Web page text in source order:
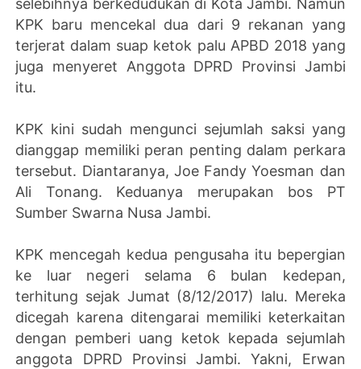
selebihnya berkedudukan di Kota Jambi. Namun
KPK baru mencekal dua dari 9 rekanan yang
terjerat dalam suap ketok palu APBD 2018 yang
juga menyeret Anggota DPRD Provinsi Jambi
itu.
KPK kini sudah mengunci sejumlah saksi yang
dianggap memiliki peran penting dalam perkara
tersebut. Diantaranya, Joe Fandy Yoesman dan
Ali Tonang. Keduanya merupakan bos PT
Sumber Swarna Nusa Jambi.
KPK mencegah kedua pengusaha itu bepergian
ke luar negeri selama 6 bulan kedepan,
terhitung sejak Jumat (8/12/2017) lalu. Mereka
dicegah karena ditengarai memiliki keterkaitan
dengan pemberi uang ketok kepada sejumlah
anggota DPRD Provinsi Jambi. Yakni, Erwan